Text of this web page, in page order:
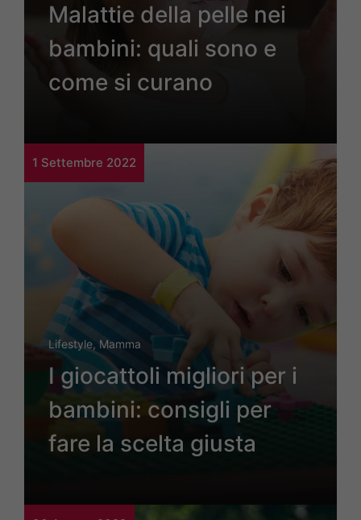
Malattie della pelle nei
bambini: quali sono e
come si curano
1 Settembre 2022
Lifestyle, Mamma
I giocattoli migliori per i
bambini: consigli per
fare la scelta giusta